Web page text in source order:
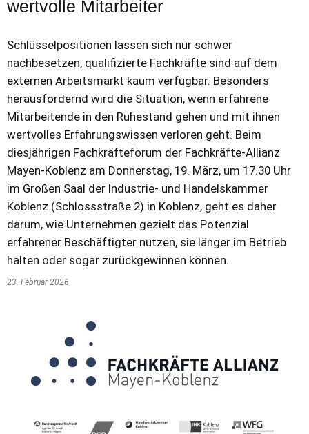
wertvolle Mitarbeiter
Schlüsselpositionen lassen sich nur schwer
nachbesetzen, qualifizierte Fachkräfte sind auf dem
externen Arbeitsmarkt kaum verfügbar. Besonders
herausfordernd wird die Situation, wenn erfahrene
Mitarbeitende in den Ruhestand gehen und mit ihnen
wertvolles Erfahrungswissen verloren geht. Beim
diesjährigen Fachkräfteforum der Fachkräfte-Allianz
Mayen-Koblenz am Donnerstag, 19. März, um 17.30 Uhr
im Großen Saal der Industrie- und Handelskammer
Koblenz (Schlossstraße 2) in Koblenz, geht es daher
darum, wie Unternehmen gezielt das Potenzial
erfahrener Beschäftigter nutzen, sie länger im Betrieb
halten oder sogar zurückgewinnen können.
23. Februar 2026